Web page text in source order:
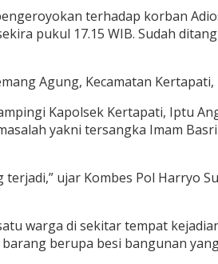
terhadap korban
pukul 17.15 WIB. Sudah
Agung, Kecamatan Kertapati,
Kapolsek Kertapati, Iptu
yakni tersangka Imam
ujar Kombes Pol Harryo
warga di sekitar tempat
berupa besi bangunan